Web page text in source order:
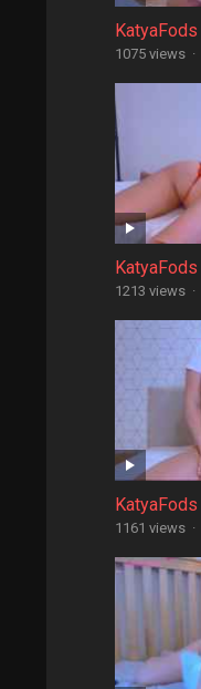
KatyaFods
1075 views ·
KatyaFods
1213 views ·
KatyaFods
1161 views ·